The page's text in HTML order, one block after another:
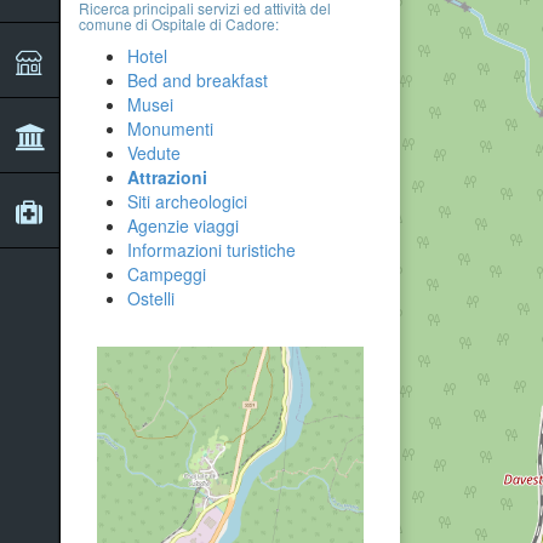
Ricerca principali servizi ed attività del
comune di Ospitale di Cadore:
Hotel
Bed and breakfast
Musei
Monumenti
Vedute
Attrazioni
Siti archeologici
Agenzie viaggi
Informazioni turistiche
Campeggi
Ostelli